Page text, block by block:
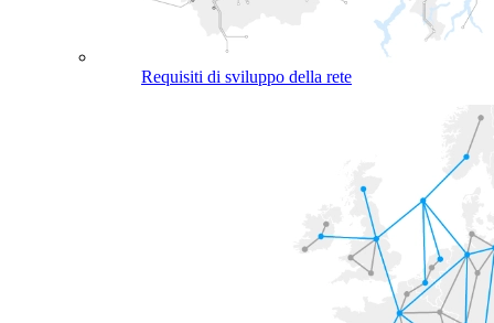
Requisiti di sviluppo della rete